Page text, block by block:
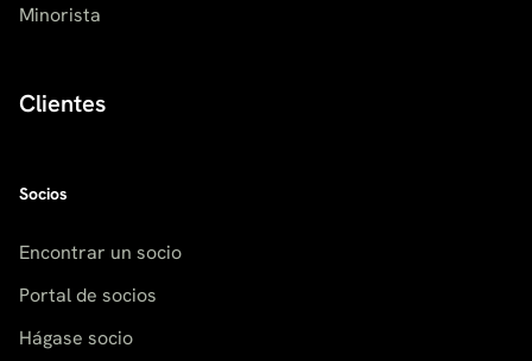
Minorista
Clientes
Socios
Encontrar un socio
Portal de socios
Hágase socio